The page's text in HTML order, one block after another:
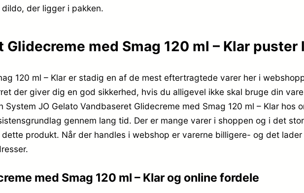
der ligger i pakken.
Glidecreme med Smag 120 ml – Klar
120 ml – Klar er stadig en af de mest eftertragtede varer her i
der giver dig en god sikkerhed, hvis du alligevel ikke skal bruge din
JO Gelato Vandbaseret Glidecreme med Smag 120 ml – Klar hos
gennem lang tid. Der er mange varer i shoppen og i det
produkt. Når der handles i webshop er varerne billigere- og det
med Smag 120 ml – Klar og online fordele